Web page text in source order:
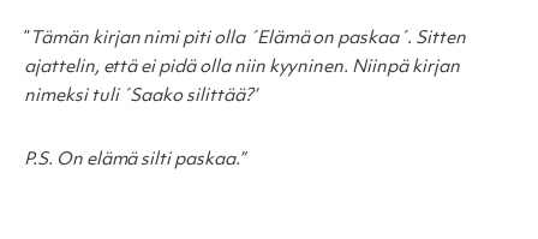
” Tämän kirjan nimi piti olla ´Elämä on paskaa´. Sitten
ajattelin, että ei pidä olla niin kyyninen. Niinpä kirjan
nimeksi tuli ´Saako silittää?’
P.S. On elämä silti paskaa.”